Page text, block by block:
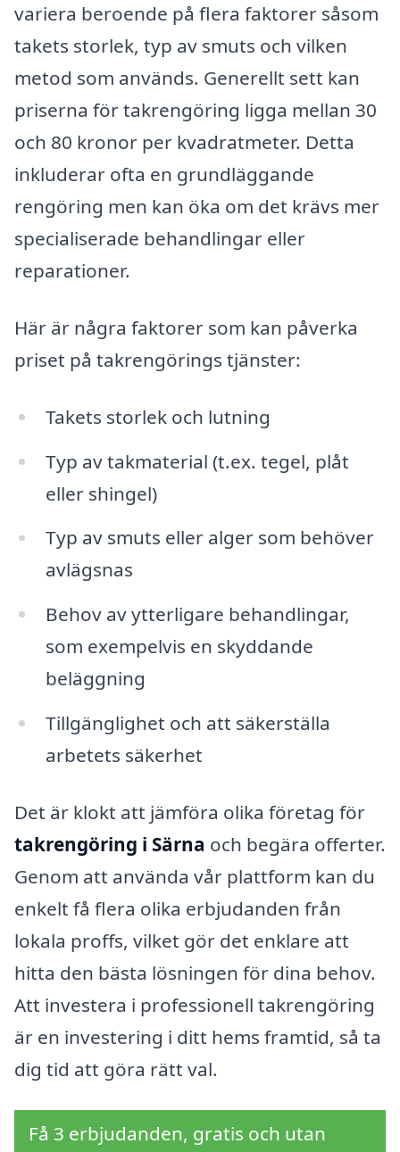
variera beroende på flera faktorer såsom
takets storlek, typ av smuts och vilken
metod som används. Generellt sett kan
priserna för takrengöring ligga mellan 30
och 80 kronor per kvadratmeter. Detta
inkluderar ofta en grundläggande
rengöring men kan öka om det krävs mer
specialiserade behandlingar eller
reparationer.
Här är några faktorer som kan påverka
priset på takrengörings tjänster:
Takets storlek och lutning
Typ av takmaterial (t.ex. tegel, plåt
eller shingel)
Typ av smuts eller alger som behöver
avlägsnas
Behov av ytterligare behandlingar,
som exempelvis en skyddande
beläggning
Tillgänglighet och att säkerställa
arbetets säkerhet
Det är klokt att jämföra olika företag för
takrengöring i Särna och begära offerter.
Genom att använda vår plattform kan du
enkelt få flera olika erbjudanden från
lokala proffs, vilket gör det enklare att
hitta den bästa lösningen för dina behov.
Att investera i professionell takrengöring
är en investering i ditt hems framtid, så ta
dig tid att göra rätt val.
Få 3 erbjudanden, gratis och utan